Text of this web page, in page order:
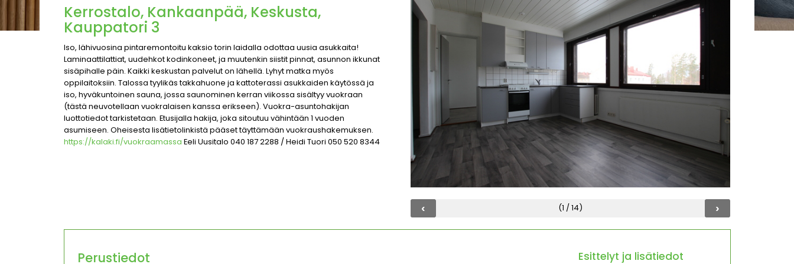
‹ (1 / 14) ›
Kerrostalo, Kankaanpää, Keskusta,
Kauppatori 3
Iso, lähivuosina pintaremontoitu kaksio torin laidalla odottaa uusia asukkaita!
Laminaattilattiat, uudehkot kodinkoneet, ja muutenkin siistit pinnat, asunnon ikkunat
sisäpihalle päin. Kaikki keskustan palvelut on lähellä. Lyhyt matka myös
oppilaitoksiin. Talossa tyylikäs takkahuone ja kattoterassi asukkaiden käytössä ja
iso, hyväkuntoinen sauna, jossa saunominen kerran viikossa sisältyy vuokraan
(tästä neuvotellaan vuokralaisen kanssa erikseen). Vuokra-asuntohakijan
luottotiedot tarkistetaan. Etusijalla hakija, joka sitoutuu vähintään 1 vuoden
asumiseen. Oheisesta lisätietolinkistä pääset täyttämään vuokraushakemuksen.
https://kalaki.fi/vuokraamassa Eeli Uusitalo 040 187 2288 / Heidi Tuori 050 520 8344
Perustiedot Esittelyt ja lisätiedot